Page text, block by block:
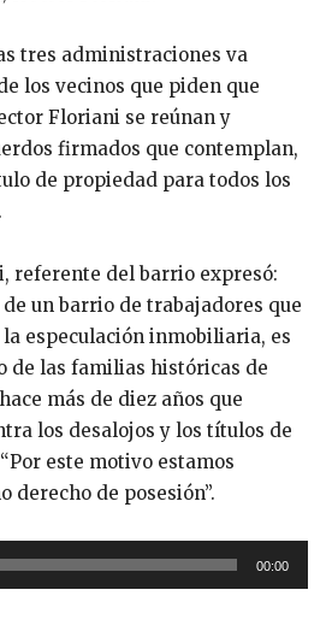
tres administraciones va
los vecinos que piden que
Floriani se reúnan y
firmados que contemplan,
de propiedad para todos los
referente del barrio expresó:
un barrio de trabajadores que
especulación inmobiliaria, es
de las familias históricas de
más de diez años que
los desalojos y los títulos de
este motivo estamos
derecho de posesión”.
00:00